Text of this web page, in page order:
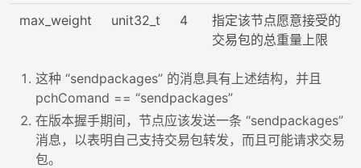
max_weight unit32_t 4
指定该节点愿意接受的
交易包的总重量上限
这种 “sendpackages” 的消息具有上述结构，并且
pchComand == “sendpackages”
在版本握手期间，节点应该发送一条 “sendpackages”
消息，以表明自己支持交易包转发，而且可能请求交易
包。